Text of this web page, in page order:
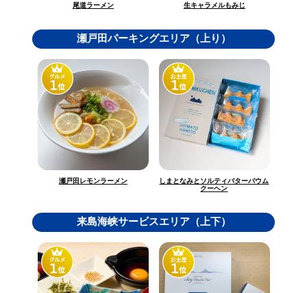
尾道ラーメン 生キャラメルもみじ
瀬戸田パーキングエリア（上り）
瀬戸田レモンラーメン しまとなみとソルティバターバウム
クーヘン
来島海峡サービスエリア（上下）